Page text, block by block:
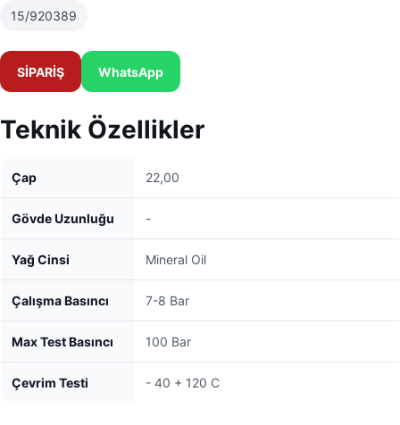
15/920389
SİPARİŞ WhatsApp
Teknik Özellikler
Çap 22,00
Gövde Uzunluğu -
Yağ Cinsi Mineral Oil
Çalışma Basıncı 7-8 Bar
Max Test Basıncı 100 Bar
Çevrim Testi - 40 + 120 C